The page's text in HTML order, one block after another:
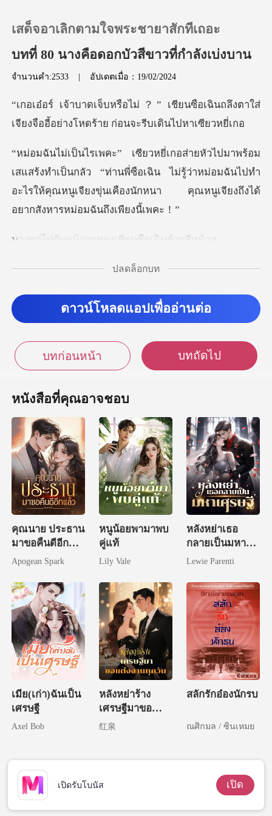
เติมเงิน
ประวัติการอ่าน
ออกจากระบบ
ดาวน์โหลดแอป
เสด็จอาเลิกตามใจพระชายาสักทีเถอะ
บทที่ 80 นางคือดอกบัวสีขาวที่กำลังเบ่งบาน
จำนวนคำ:2533 | อัปเดตเมื่อ：19/02/2024
ยนซือเฉินถลึงตาใส่
เจียงจืออี้อย่างโ
นกลัว “ท่านพี่ซือเฉิน ไม่รู้ว่าหม่อมฉันไปทำ
อะไรให้คุณหนูเจียงขุ่
าอกของเชียนซือ
ปลดล็อกบท
ดาวน์โหลดแอปเพื่ออ่านต่อ
บทก่อนหน้า บทถัดไป
หนังสือที่คุณอาจชอบ
คุณนาย ประธาน
มาขอคืนดีอีก
แล้ว
Apogean Spark
หนูน้อยพามาพบ
คู่แท้
Lily Vale
หลังหย่าเธอ
กลายเป็นมหา
เศรษฐี
Lewie Parenti
เมีย(เก่า)ฉันเป็น
เศรษฐี
Axel Bob
หลังหย่าร้าง
เศรษฐีมาขอ
แต่งงานทุกวัน
红泉
สลักรักอ๋องนักรบ
ณศิกมล / ซินเหมย
เปิดรับโบนัส เปิด